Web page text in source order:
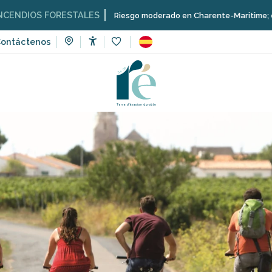
FORESTALES Riesgo moderado en Charente-Maritime;